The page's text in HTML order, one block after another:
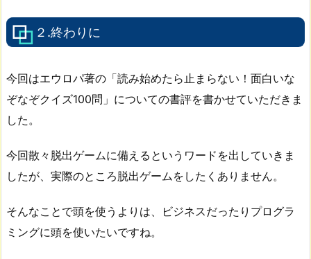
２.終わりに
今回はエウロパ著の「読み始めたら止まらない！面白いな
ぞなぞクイズ100問」についての書評を書かせていただきま
した。
今回散々脱出ゲームに備えるというワードを出していきま
したが、実際のところ脱出ゲームをしたくありません。
そんなことで頭を使うよりは、ビジネスだったりプログラ
ミングに頭を使いたいですね。